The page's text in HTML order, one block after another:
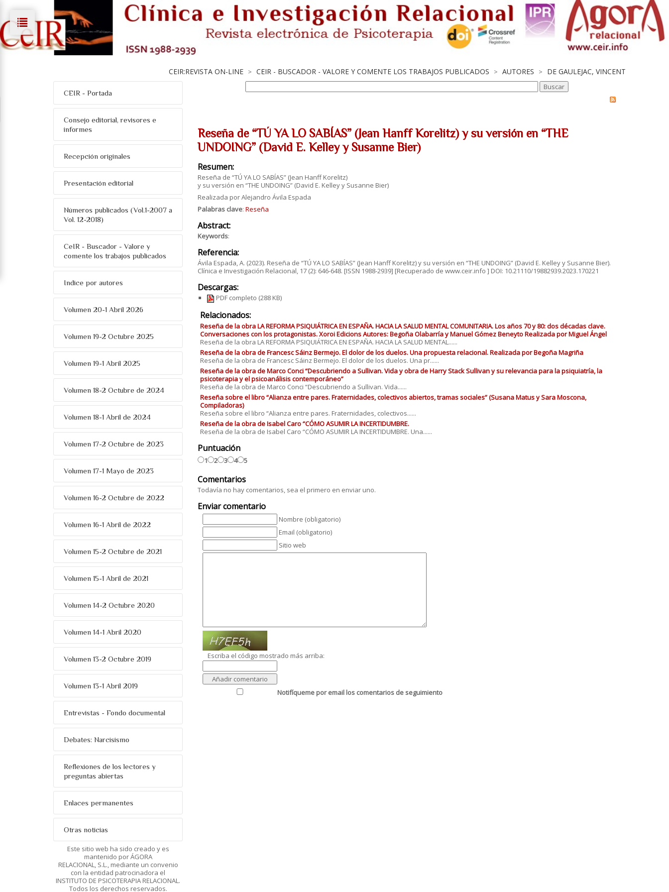
CEIR:REVISTA ON-LINE > CEIR - BUSCADOR - VALORE Y COMENTE LOS TRABAJOS PUBLICADOS > AUTORES > DE GAULEJAC, VINCENT
CEIR - Portada
Consejo editorial, revisores e
informes
Recepción originales
Presentación editorial
Números publicados (Vol.1-2007 a
Vol. 12-2018)
CeIR - Buscador - Valore y
comente los trabajos publicados
Indice por autores
Volumen 20-1 Abril 2026
Volumen 19-2 Octubre 2025
Volumen 19-1 Abril 2025
Volumen 18-2 Octubre de 2024
Volumen 18-1 Abril de 2024
Volumen 17-2 Octubre de 2023
Volumen 17-1 Mayo de 2023
Volumen 16-2 Octubre de 2022
Volumen 16-1 Abril de 2022
Volumen 15-2 Octubre de 2021
Volumen 15-1 Abril de 2021
Volumen 14-2 Octubre 2020
Volumen 14-1 Abril 2020
Volumen 13-2 Octubre 2019
Volumen 13-1 Abril 2019
Entrevistas - Fondo documental
Debates: Narcisismo
Reflexiones de los lectores y
preguntas abiertas
Enlaces permanentes
Otras noticias
Este sitio web ha sido creado y es
mantenido por ÁGORA
RELACIONAL, S.L., mediante un convenio
con la entidad patrocinadora el
INSTITUTO DE PSICOTERAPIA RELACIONAL.
Todos los derechos reservados.
Reseña de “TÚ YA LO SABÍAS” (Jean Hanff Korelitz) y su versión en “THE
UNDOING” (David E. Kelley y Susanne Bier)
Resumen:
Reseña de “TÚ YA LO SABÍAS” (Jean Hanff Korelitz)
y su versión en “THE UNDOING” (David E. Kelley y Susanne Bier)
Realizada por Alejandro Ávila Espada
Palabras clave: Reseña
Abstract:
Keywords:
Referencia:
Ávila Espada, A. (2023). Reseña de “TÚ YA LO SABÍAS” (Jean Hanff Korelitz) y su versión en “THE UNDOING” (David E. Kelley y Susanne Bier).
Clínica e Investigación Relacional, 17 (2): 646-648. [ISSN 1988-2939] [Recuperado de www.ceir.info ] DOI: 10.21110/19882939.2023.170221
Descargas:
PDF completo (288 KB)
Relacionados:
Reseña de la obra LA REFORMA PSIQUIÁTRICA EN ESPAÑA. HACIA LA SALUD MENTAL COMUNITARIA. Los años 70 y 80: dos décadas clave.
Conversaciones con los protagonistas. Xoroi Edicions Autores: Begoña Olabarría y Manuel Gómez Beneyto Realizada por Miguel Ángel
Reseña de la obra LA REFORMA PSIQUIÁTRICA EN ESPAÑA. HACIA LA SALUD MENTAL......
Reseña de la obra de Francesc Sáinz Bermejo. El dolor de los duelos. Una propuesta relacional. Realizada por Begoña Magriña
Reseña de la obra de Francesc Sáinz Bermejo. El dolor de los duelos. Una pr......
Reseña de la obra de Marco Conci “Descubriendo a Sullivan. Vida y obra de Harry Stack Sullivan y su relevancia para la psiquiatría, la
psicoterapia y el psicoanálisis contemporáneo”
Reseña de la obra de Marco Conci “Descubriendo a Sullivan. Vida......
Reseña sobre el libro “Alianza entre pares. Fraternidades, colectivos abiertos, tramas sociales” (Susana Matus y Sara Moscona,
Compiladoras)
Reseña sobre el libro “Alianza entre pares. Fraternidades, colectivos......
Reseña de la obra de Isabel Caro “CÓMO ASUMIR LA INCERTIDUMBRE.
Reseña de la obra de Isabel Caro “CÓMO ASUMIR LA INCERTIDUMBRE. Una......
Puntuación
1 2 3 4 5
Comentarios
Todavía no hay comentarios, sea el primero en enviar uno.
Enviar comentario
Nombre (obligatorio)
Email (obligatorio)
Sitio web
Escriba el código mostrado más arriba:
Notifíqueme por email los comentarios de seguimiento